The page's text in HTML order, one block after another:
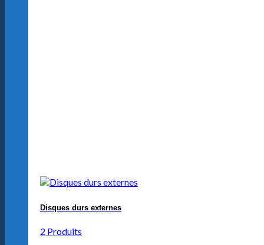
Disques durs externes
2 Produits